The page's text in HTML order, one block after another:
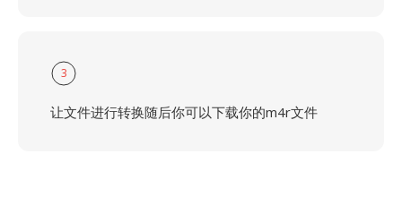
3
让文件进行转换随后你可以下载你的m4r文件